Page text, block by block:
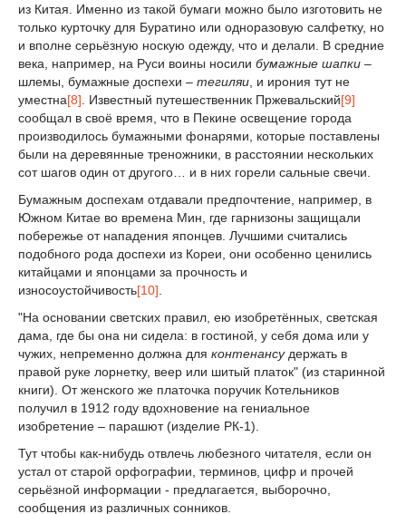
из Китая. Именно из такой бумаги можно было изготовить не
только курточку для Буратино или одноразовую салфетку, но
и вполне серьёзную носкую одежду, что и делали. В средние
века, например, на Руси воины носили бумажные шапки –
шлемы, бумажные доспехи – тегиляи, и ирония тут не
уместна[8]. Известный путешественник Пржевальский[9]
сообщал в своё время, что в Пекине освещение города
производилось бумажными фонарями, которые поставлены
были на деревянные треножники, в расстоянии нескольких
сот шагов один от другого… и в них горели сальные свечи.
Бумажным доспехам отдавали предпочтение, например, в
Южном Китае во времена Мин, где гарнизоны защищали
побережье от нападения японцев. Лучшими считались
подобного рода доспехи из Кореи, они особенно ценились
китайцами и японцами за прочность и
износоустойчивость[10]
"На основании светских правил, ею изобретённых, светская
дама, где бы она ни сидела: в гостиной, у себя дома или у
чужих, непременно должна для контенансудержать в
правой руке лорнетку, веер или шитый платок" (из старинной
книги). От женского же платочка поручик Котельников
получил в 1912 году вдохновение на гениальное
изобретение – парашют (изделие РК-1).
Тут чтобы как-нибудь отвлечь любезного читателя, если он
устал от старой орфографии, терминов, цифр и прочей
серьёзной информации - предлагается, выборочно,
сообщения из различных сонников.